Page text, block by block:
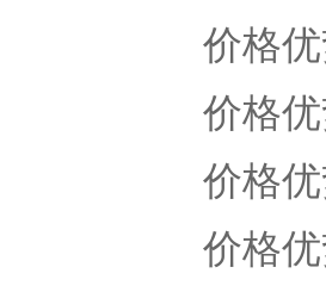
价格
价格
价格
价格